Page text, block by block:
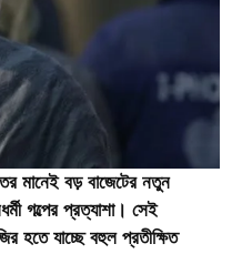
মানেই বড় বাজেটের নতুন
গল্পের প্রত্যাশা। সেই
হতে যাচ্ছে বহুল প্রতীক্ষিত